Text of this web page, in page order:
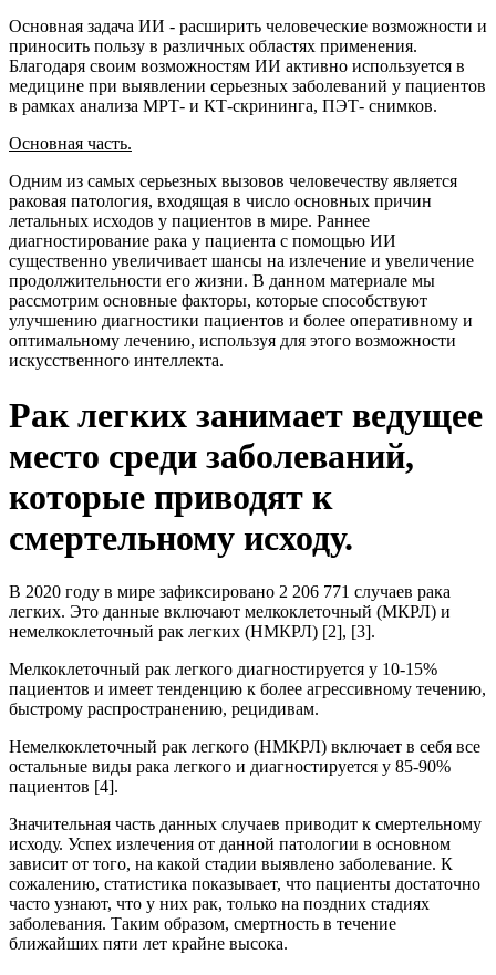
Основная задача ИИ - расширить человеческие возможности и
приносить пользу в различных областях применения.
Благодаря своим возможностям ИИ активно используется в
медицине при выявлении серьезных заболеваний у пациентов
в рамках анализа МРТ- и КТ-скрининга, ПЭТ- снимков.
Основная часть.
Одним из самых серьезных вызовов человечеству является
раковая патология, входящая в число основных причин
летальных исходов у пациентов в мире. Раннее
диагностирование рака у пациента с помощью ИИ
существенно увеличивает шансы на излечение и увеличение
продолжительности его жизни. В данном материале мы
рассмотрим основные факторы, которые способствуют
улучшению диагностики пациентов и более оперативному и
оптимальному лечению, используя для этого возможности
искусственного интеллекта.
Рак легких занимает ведущее
место среди заболеваний,
которые приводят к
смертельному исходу.
В 2020 году в мире зафиксировано 2 206 771 случаев рака
легких. Это данные включают мелкоклеточный (МКРЛ) и
немелкоклеточный рак легких (НМКРЛ) [2], [3].
Мелкоклеточный рак легкого диагностируется у 10-15%
пациентов и имеет тенденцию к более агрессивному течению,
быстрому распространению, рецидивам.
Немелкоклеточный рак легкого (НМКРЛ) включает в себя все
остальные виды рака легкого и диагностируется у 85-90%
пациентов [4].
Значительная часть данных случаев приводит к смертельному
исходу. Успех излечения от данной патологии в основном
зависит от того, на какой стадии выявлено заболевание. К
сожалению, статистика показывает, что пациенты достаточно
часто узнают, что у них рак, только на поздних стадиях
заболевания. Таким образом, смертность в течение
ближайших пяти лет крайне высока.